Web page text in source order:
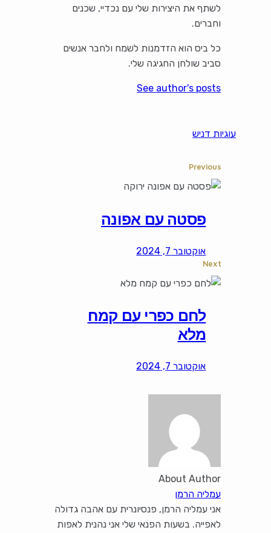
לשתף את היצירות שלי עם נכדיי, שכנים
וחברים.
כל ביס הוא הזדמנות לשמח ולחבר אנשים
סביב שולחן החגיגה שלי.
See author's posts
עוגיות דניש
Previous
פסטה עם אפונה
אוקטובר 7, 2024
Next
לחם כפרי עם קמח
מלא
אוקטובר 7, 2024
About Author
עמליה הרמן
אני עמליה הרמן, פנסיונרית עם אהבה גדולה
לאפייה. בשעות הפנאי שלי אני נהנית לאפות